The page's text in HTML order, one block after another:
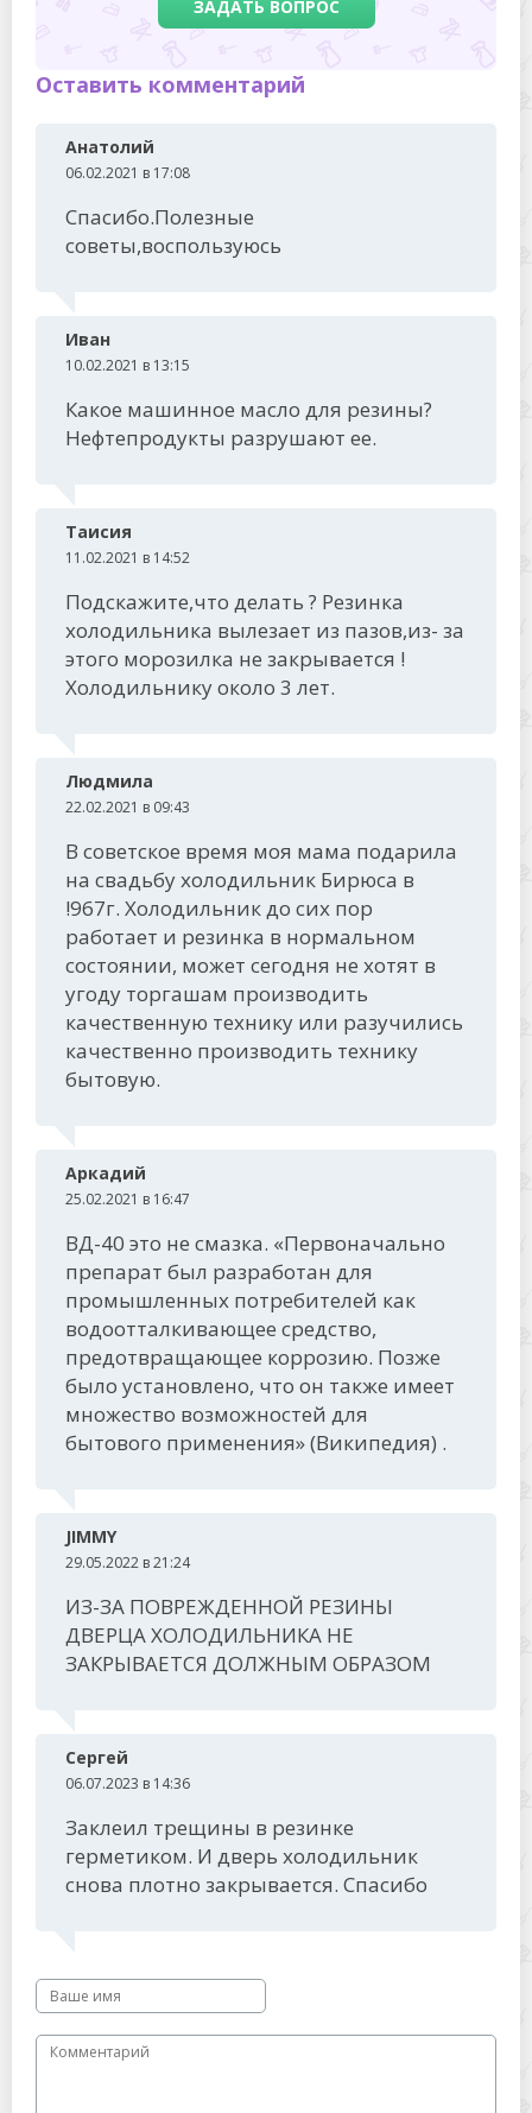
ЗАДАТЬ ВОПРОС
Оставить комментарий
Анатолий
06.02.2021 в 17:08
Спасибо.Полезные
советы,воспользуюсь
Иван
10.02.2021 в 13:15
Какое машинное масло для резины?
Нефтепродукты разрушают ее.
Таисия
11.02.2021 в 14:52
Подскажите,что делать ? Резинка
холодильника вылезает из пазов,из- за
этого морозилка не закрывается !
Холодильнику около 3 лет.
Людмила
22.02.2021 в 09:43
В советское время моя мама подарила
на свадьбу холодильник Бирюса в
!967г. Холодильник до сих пор
работает и резинка в нормальном
состоянии, может сегодня не хотят в
угоду торгашам производить
качественную технику или разучились
качественно производить технику
бытовую.
Аркадий
25.02.2021 в 16:47
ВД-40 это не смазка. «Первоначально
препарат был разработан для
промышленных потребителей как
водоотталкивающее средство,
предотвращающее коррозию. Позже
было установлено, что он также имеет
множество возможностей для
бытового применения» (Википедия) .
JIMMY
29.05.2022 в 21:24
ИЗ-ЗА ПОВРЕЖДЕННОЙ РЕЗИНЫ
ДВЕРЦА ХОЛОДИЛЬНИКА НЕ
ЗАКРЫВАЕТСЯ ДОЛЖНЫМ ОБРАЗОМ
Сергей
06.07.2023 в 14:36
Заклеил трещины в резинке
герметиком. И дверь холодильник
снова плотно закрывается. Спасибо